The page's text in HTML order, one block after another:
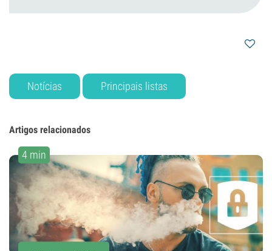
Notícias Principais listas
Artigos relacionados
4 min